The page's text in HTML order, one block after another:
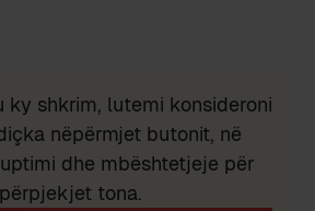
ky shkrim, lutemi konsideroni
nëpërmjet butonit, në
dhe mbështetjeje për
përpjekjet tona.